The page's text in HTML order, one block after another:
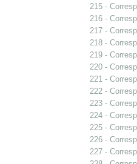
215 -
216 -
217 -
218 -
219 -
220 -
221 -
222 -
223 -
224 -
225 -
226 -
227 -